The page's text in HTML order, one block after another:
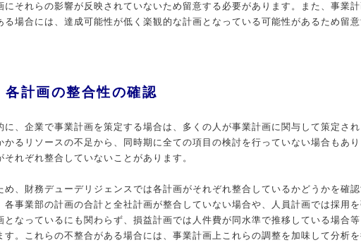
にそれらの影響が反映されていないため留意する必要があります。また、事業
る場合には、達成可能性が低く楽観的な計画となっている可能性があるため留意
各計画の整合性の確認
に、企業で事業計画を策定する場合は、多くの人が事業計画に関与して策定さ
かるリソースの不足から、同時期に全ての項目の検討を行っていない場合もあ
それぞれ整合していないことがあります。
め、財務デューデリジェンスでは各計画がそれぞれ整合しているかどうかを確
各事業部の計画の合計と全社計画が整合していない場合や、人員計画では採用
となっているにも関わらず、損益計画では人件費が同水準で推移している場合
す。これらの不整合がある場合には、事業計画上これらの調整を加味して分析を